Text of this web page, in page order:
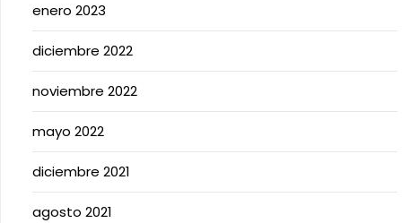
enero 2023
diciembre 2022
noviembre 2022
mayo 2022
diciembre 2021
agosto 2021